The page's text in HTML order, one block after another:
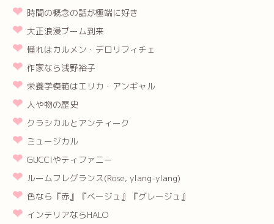
時間の概念の話が極端に好き
大正浪漫ブーム到来
憧れはカルメン・デロリフィチェ
作家なら浅野裕子
栄養学模範はエリカ・アンギャル
人や物の歴史
クラシカルとアンティーク
ミュージカル
GUCCIやティファニー
ルームフレグランス(Rose, ylang-ylang)
色なら『赤』『ベージュ』『グレージュ』
インテリアならHALO